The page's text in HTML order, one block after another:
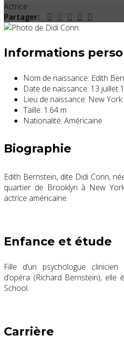
Actrice
Partager:
Informations
Nom de naissance: Edith
Date de naissance: 13 juillet
Lieu de naissance: New
Taille: 1.64 m
Nationalité: Américaine
Biographie
Edith Bernstein, dite Didi Conn,
quartier de Brooklyn à New
actrice américaine.
Enfance et étude
Fille d’un psychologue
d’opéra (Richard Bernstein),
School.
Carrière